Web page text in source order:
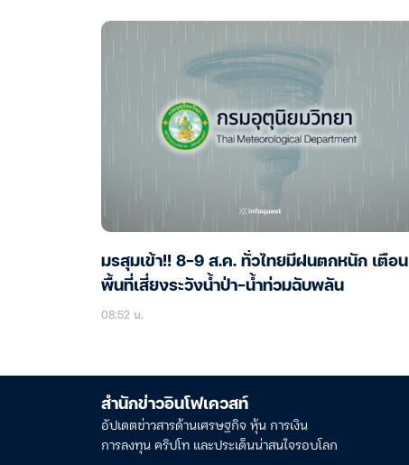
มรสุมเข้า!! 8-9 ส.ค. ทั่วไทยมีฝนตกหนัก เตือน
พื้นที่เสี่ยงระวังน้ำป่า-น้ำท่วมฉับพลัน
08:52 น.
สำนักข่าวอินโฟเควสท์
อัปเดตข่าวสารด้านเศรษฐกิจ หุ้น การเงิน
การลงทุน คริปโท และประเด็นน่าสนใจรอบโลก